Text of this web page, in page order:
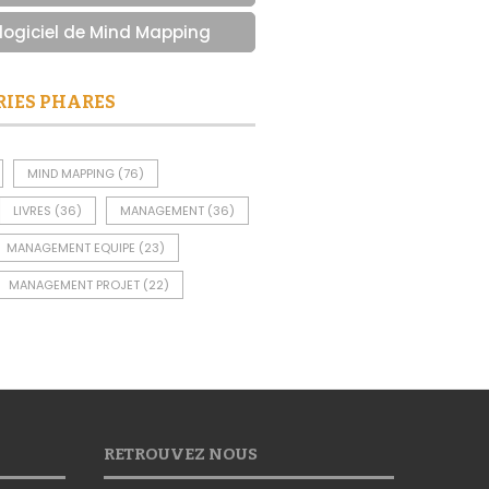
de Mind Mapping
PHARES
MIND MAPPING (76)
LIVRES (36) MANAGEMENT (36)
MANAGEMENT EQUIPE (23)
MANAGEMENT PROJET (22)
RETROUVEZ NOUS